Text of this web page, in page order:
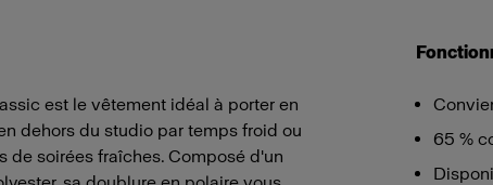
est le vêtement idéal à porter en
dehors du studio par temps froid ou
de soirées fraîches. Composé d'un
65 %